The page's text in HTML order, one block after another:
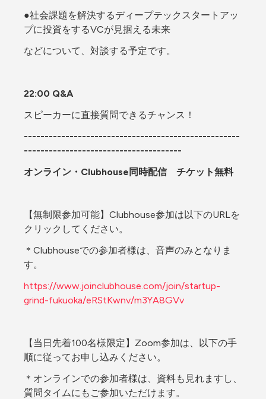
●社会課題を解決するディープテックスタートアッ
プに投資をするVCが見据える未来
などについて、対談する予定です。
22:00 Q&A
スピーカーに直接質問できるチャンス！
----------------------------------------------------
--------------------------------------
オンライン・Clubhouse同時配信　チケット無料
【無制限参加可能】Clubhouse参加は以下のURLを
クリックしてください。
＊Clubhouseでの参加者様は、音声のみとなりま
す。
https://www.joinclubhouse.com/join/startup-
grind-fukuoka/eRStKwnv/m3YA8GVv
【当日先着100名様限定】Zoom参加は、以下の手
順に従ってお申し込みください。
＊オンラインでの参加者様は、資料も見れますし、
質問タイムにもご参加いただけます。